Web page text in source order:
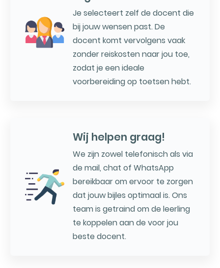
Je selecteert zelf de docent die
bij jouw wensen past. De
docent komt vervolgens vaak
zonder reiskosten naar jou toe,
zodat je een ideale
voorbereiding op toetsen hebt.
Wij helpen graag!
We zijn zowel telefonisch als via
de mail, chat of WhatsApp
bereikbaar om ervoor te zorgen
dat jouw bijles optimaal is. Ons
team is getraind om de leerling
te koppelen aan de voor jou
beste docent.